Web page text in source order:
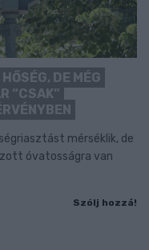
DE MÉG
“CSAK”
mérséklik, de
óvatosságra van
Szólj hozzá!